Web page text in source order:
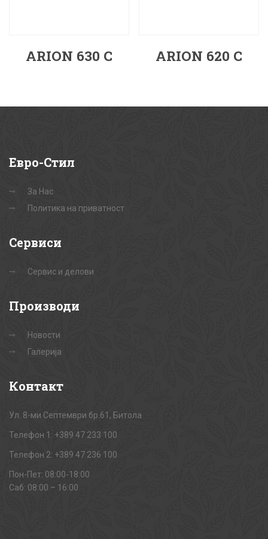
ARION 630 C ARION 620 C
Евро-Стил
За Нас
Политика на приватност
Сервиси
Сервис и делови
Производи
Новости
Галерија
Контакт
Ул. 8-ми Септември бр.61, Битола
Телефон 1: +389 47 233 100
Телефон 2: +389 47 236 100
Пон-Пет: 08:00-18:00
Саб: 08:00 – 16:00